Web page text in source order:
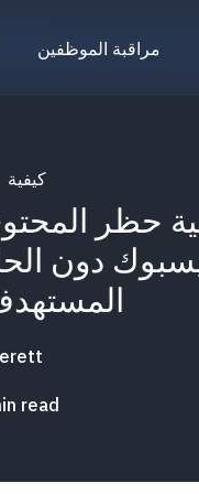
مراقبة الموظفين
كيفية
حظر
دون
المستهدف: 5 طرق
read